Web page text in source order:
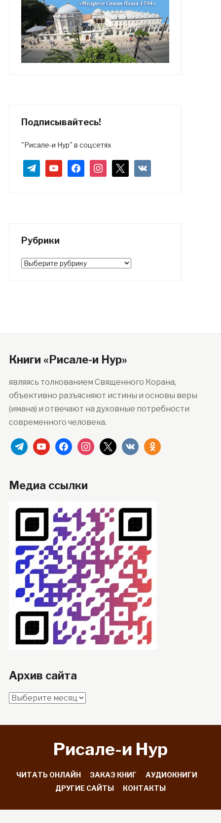
Подписывайтесь!
"Рисале-и Нур" в соцсетях
telegramyoutubefacebookinstagram vkontakte
Рубрики
Рубрики
Книги «Рисале-и Нур»
являясь толкованием Священного Корана,
объективно разъясняют истины и основы веры
(имана) и отвечают на духовные потребности
современного человека.
telegramyoutubefacebookinstagram
x vkontakteodnoklassniki
Медиа ссылки
Архив сайта
Архив
Рисале-и Hyp
ЧИТАТЬ ОНЛАЙН ЗАКАЗ КНИГ
АУДИОКНИГИ
ДРУГИЕ САЙТЫ
КОНТАКТЫ